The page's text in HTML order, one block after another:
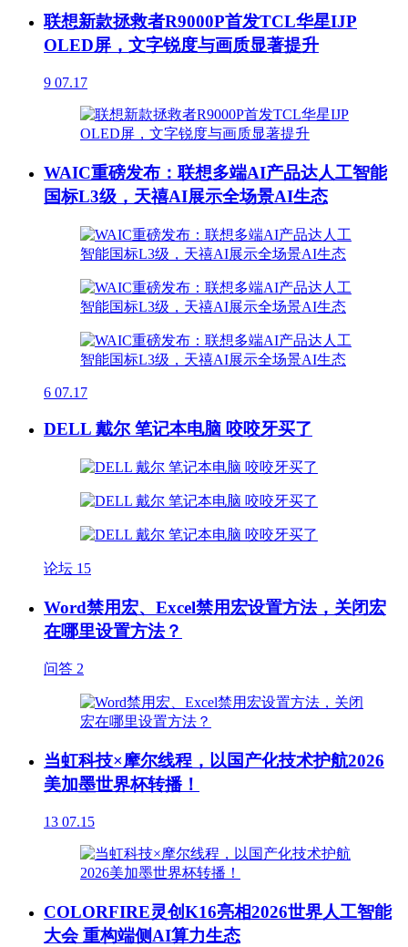
联想新款拯救者R9000P首发TCL华星IJP
OLED屏，文字锐度与画质显著提升
9 07.17
WAIC重磅发布：联想多端AI产品达人工智能
国标L3级，天禧AI展示全场景AI生态
6 07.17
DELL 戴尔 笔记本电脑 咬咬牙买了
论坛 15
Word禁用宏、Excel禁用宏设置方法，关闭宏
在哪里设置方法？
问答 2
当虹科技×摩尔线程，以国产化技术护航2026
美加墨世界杯转播！
13 07.15
COLORFIRE灵创K16亮相2026世界人工智能
大会 重构端侧AI算力生态